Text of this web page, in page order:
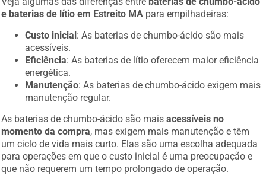
e baterias de lítio em Estreito MA para empilhadeiras:
Custo inicial: As baterias de chumbo-ácido são mais
acessíveis.
Eficiência: As baterias de lítio oferecem maior eficiência
energética.
Manutenção: As baterias de chumbo-ácido exigem mais
manutenção regular.
As baterias de chumbo-ácido são maisacessíveis no
momento da compra, mas exigem mais manutenção e têm
um ciclo de vida mais curto. Elas são uma escolha adequada
para operações em que o custo inicial é uma preocupação e
que não requerem um tempo prolongado de operação.